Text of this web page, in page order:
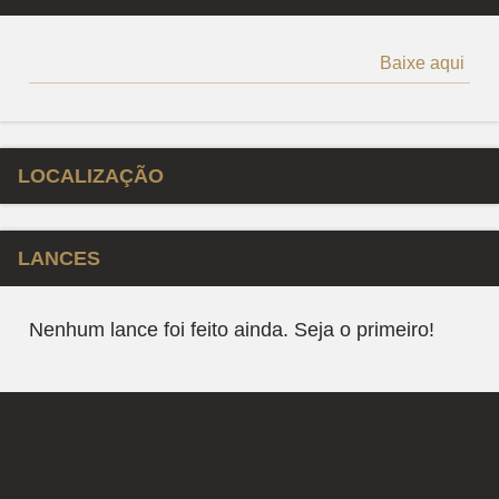
Baixe aqui
LOCALIZAÇÃO
LANCES
Nenhum lance foi feito ainda. Seja o primeiro!